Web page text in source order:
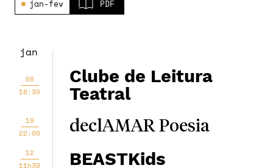
jan-fev PDF
jan
08
18:30
Clube de Leitura
Teatral
10
22:00
declAMAR Poesia
12
11h30
BEASTKids